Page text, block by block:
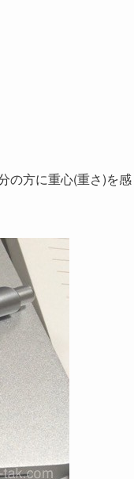
の方に重心(重さ)を感